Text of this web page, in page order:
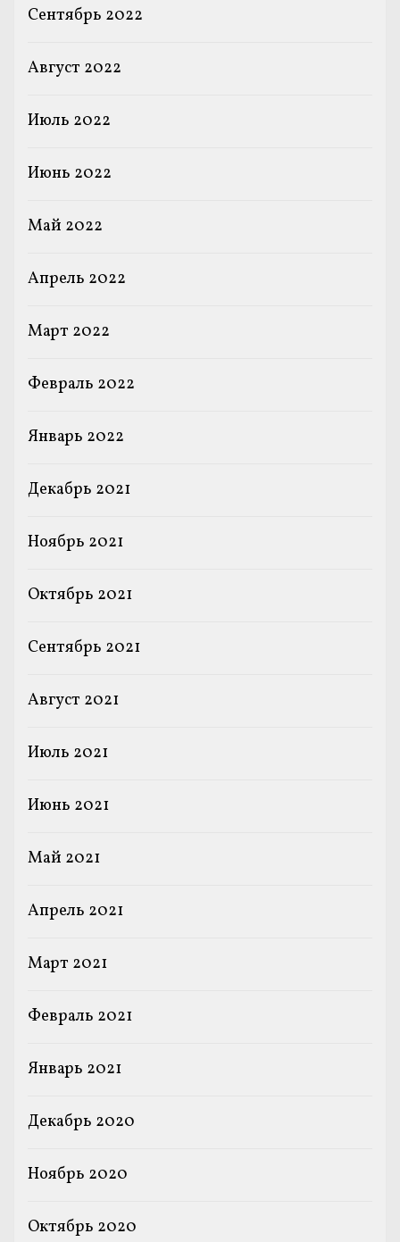
Сентябрь 2022
Август 2022
Июль 2022
Июнь 2022
Май 2022
Апрель 2022
Март 2022
Февраль 2022
Январь 2022
Декабрь 2021
Ноябрь 2021
Октябрь 2021
Сентябрь 2021
Август 2021
Июль 2021
Июнь 2021
Май 2021
Апрель 2021
Март 2021
Февраль 2021
Январь 2021
Декабрь 2020
Ноябрь 2020
Октябрь 2020